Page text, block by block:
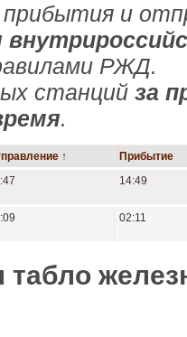
прибытия и
РЖД.
станций за
.
↑
Прибытие
14:49
02:11
табло